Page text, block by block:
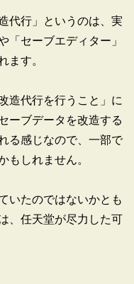
代行」というのは、実
「セーブエディター」
ます。
造代行を行うこと」に
ーブデータを改造する
る感じなので、一部で
もしれません。
いたのではないかとも
、任天堂が尽力した可